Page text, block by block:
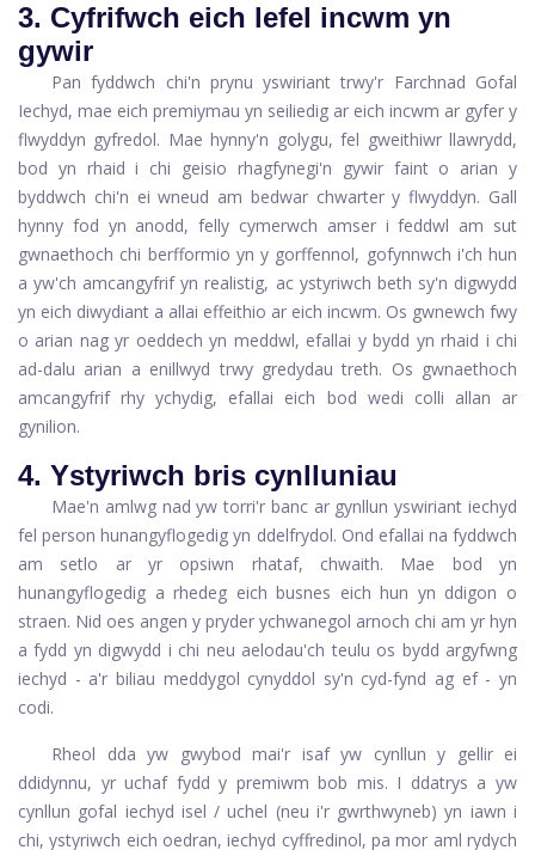
3. Cyfrifwch eich lefel incwm yn
gywir
Pan fyddwch chi'n prynu yswiriant trwy'r Farchnad Gofal
Iechyd, mae eich premiymau yn seiliedig ar eich incwm ar gyfer y
flwyddyn gyfredol. Mae hynny'n golygu, fel gweithiwr llawrydd,
bod yn rhaid i chi geisio rhagfynegi'n gywir faint o arian y
byddwch chi'n ei wneud am bedwar chwarter y flwyddyn. Gall
hynny fod yn anodd, felly cymerwch amser i feddwl am sut
gwnaethoch chi berfformio yn y gorffennol, gofynnwch i'ch hun
a yw'ch amcangyfrif yn realistig, ac ystyriwch beth sy'n digwydd
yn eich diwydiant a allai effeithio ar eich incwm. Os gwnewch fwy
o arian nag yr oeddech yn meddwl, efallai y bydd yn rhaid i chi
ad-dalu arian a enillwyd trwy gredydau treth. Os gwnaethoch
amcangyfrif rhy ychydig, efallai eich bod wedi colli allan ar
gynilion.
4. Ystyriwch bris cynlluniau
Mae'n amlwg nad yw torri'r banc ar gynllun yswiriant iechyd
fel person hunangyflogedig yn ddelfrydol. Ond efallai na fyddwch
am setlo ar yr opsiwn rhataf, chwaith. Mae bod yn
hunangyflogedig a rhedeg eich busnes eich hun yn ddigon o
straen. Nid oes angen y pryder ychwanegol arnoch chi am yr hyn
a fydd yn digwydd i chi neu aelodau'ch teulu os bydd argyfwng
iechyd - a'r biliau meddygol cynyddol sy'n cyd-fynd ag ef - yn
codi.
Rheol dda yw gwybod mai'r isaf yw cynllun y gellir ei
ddidynnu, yr uchaf fydd y premiwm bob mis. I ddatrys a yw
cynllun gofal iechyd isel / uchel (neu i'r gwrthwyneb) yn iawn i
chi, ystyriwch eich oedran, iechyd cyffredinol, pa mor aml rydych